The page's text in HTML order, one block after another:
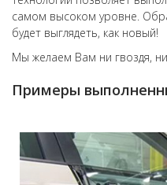
самом высоком уровне.
будет выглядеть, как новый!
Мы желаем Вам ни гвоздя,
Примеры